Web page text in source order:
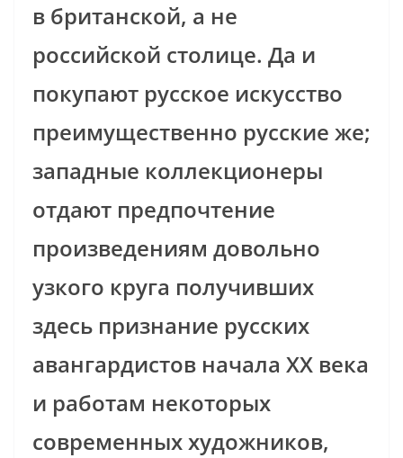
в британской, а не
российской столице. Да и
покупают русское искусство
преимущественно русские же;
западные коллекционеры
отдают предпочтение
произведениям довольно
узкого круга получивших
здесь признание русских
авангардистов начала XX века
и работам некоторых
современных художников,